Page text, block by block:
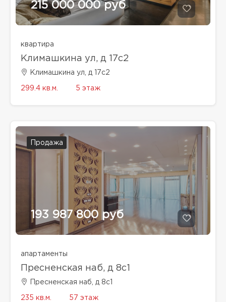
215 000 000 руб
квартира
Климашкина ул, д 17с2
Климашкина ул, д 17с2
299.4 кв.м. 5 этаж
Продажа
193 987 800 руб
апартаменты
Пресненская наб, д 8с1
Пресненская наб, д 8с1
235 кв.м. 57 этаж